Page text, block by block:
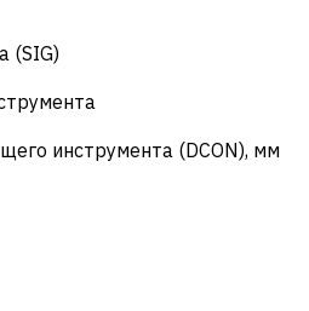
(SIG)
инструмента (DCON), мм